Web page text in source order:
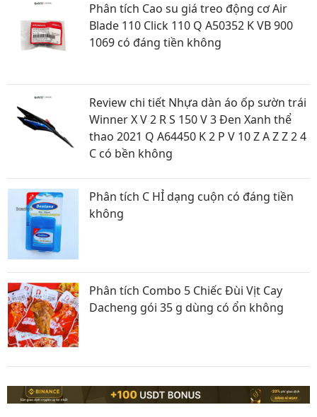
Phân tích Cao su giá treo động cơ Air
Blade 110 Click 110 Q A50352 K VB 900
1069 có đáng tiền không
Review chi tiết Nhựa dàn áo ốp sườn trái
Winner X V 2 R S 150 V 3 Đen Xanh thể
thao 2021 Q A64450 K 2 P V 10 Z A Z Z 2 4
C có bền không
Phân tích C HỈ dạng cuộn có đáng tiền
không
Phân tích Combo 5 Chiếc Đùi Vịt Cay
Dacheng gói 35 g dùng có ổn không